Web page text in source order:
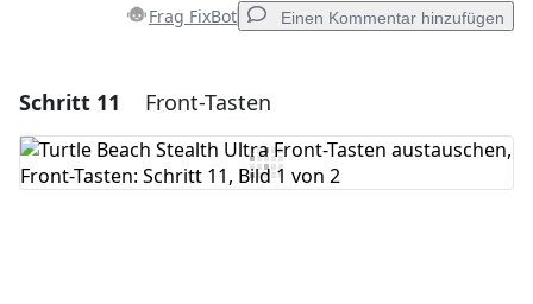
Frag FixBot Einen Kommentar hinzufügen
Einen Kommentar hinzufügen
Kommentar hinzufügen
Schritt 11 Front-Tasten